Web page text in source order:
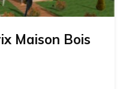
Maison Bois